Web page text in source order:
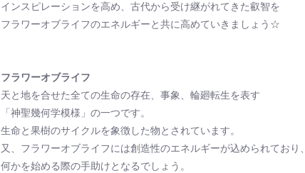
インスピレーションを高め、古代から受け継がれてきた叡智を
フラワーオブライフのエネルギーと共に高めていきましょう☆
フラワーオブライフ
天と地を合せた全ての生命の存在、事象、輪廻転生を表す
「神聖幾何学模様」の一つです。
生命と果樹のサイクルを象徴した物とされています。
又、フラワーオブライフには創造性のエネルギーが込められており、
何かを始める際の手助けとなるでしょう。